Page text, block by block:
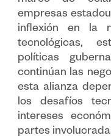
empresas
inflexión en la
tecnológicas,
políticas
continúan las
esta alianza
los desafíos
intereses
partes